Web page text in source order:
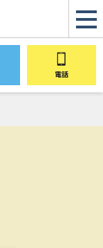
電話